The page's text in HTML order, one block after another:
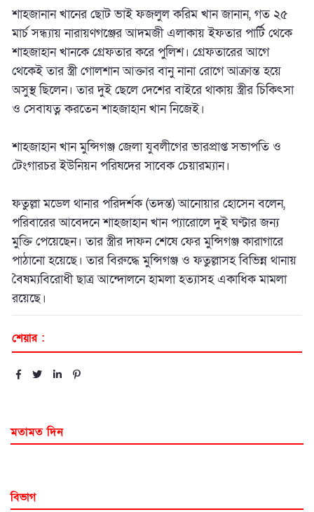
শাহজানান খানের ছোট ভাই ফজলুল করিম খান জানান, গত ২৫
মার্চ সন্ধ্যায় নারায়ণগঞ্জের আদমজী এলাকায় ইফতার পার্টি থেকে
শাহজাহান খানকে গ্রেফতার করে পুলিশ। গ্রেফতারের আগে
থেকেই তার স্ত্রী গোলশান আক্তার বানু নানা রোগে আক্রান্ত হয়ে
অসুস্থ ছিলেন। তার দুই ছেলে দেশের বাইরে থাকায় স্ত্রীর চিকিৎসা
ও সেবাযত্ন করতেন শাহজাহান খান নিজেই।
শাহজাহান খান মুন্সিগঞ্জ জেলা যুবলীগের ভারপ্রাপ্ত সভাপতি ও
টেংগারচর ইউনিয়ন পরিষদের সাবেক চেয়ারম্যান।
ফতুল্লা মডেল থানার পরিদর্শক (তদন্ত) আনোয়ার হোসেন বলেন,
পরিবারের আবেদনে শাহজাহান খান প্যারোলে দুই ঘণ্টার জন্য
মুক্তি পেয়েছেন। তার স্ত্রীর দাফন শেষে ফের মুন্সিগঞ্জ কারাগারে
পাঠানো হয়েছে। তার বিরুদ্ধে মুন্সিগঞ্জ ও ফতুল্লাসহ বিভিন্ন থানায়
বৈষম্যবিরোধী ছাত্র আন্দোলনে হামলা হত্যাসহ একাধিক মামলা
রয়েছে।
শেয়ার :
মতামত দিন
বিভাগ